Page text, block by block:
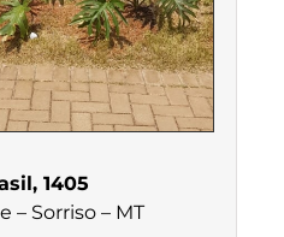
1405
– Sorriso – MT